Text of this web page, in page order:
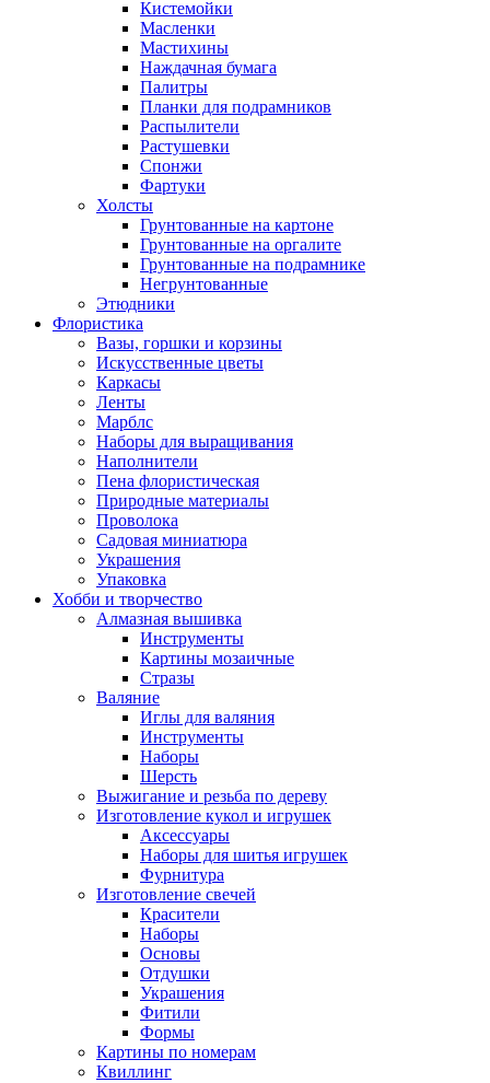
Кистемойки
Масленки
Мастихины
Наждачная бумага
Палитры
Планки для подрамников
Распылители
Растушевки
Спонжи
Фартуки
Холсты
Грунтованные на картоне
Грунтованные на оргалите
Грунтованные на подрамнике
Негрунтованные
Этюдники
Флористика
Вазы, горшки и корзины
Искусственные цветы
Каркасы
Ленты
Марблс
Наборы для выращивания
Наполнители
Пена флористическая
Природные материалы
Проволока
Садовая миниатюра
Украшения
Упаковка
Хобби и творчество
Алмазная вышивка
Инструменты
Картины мозаичные
Стразы
Валяние
Иглы для валяния
Инструменты
Наборы
Шерсть
Выжигание и резьба по дереву
Изготовление кукол и игрушек
Аксессуары
Наборы для шитья игрушек
Фурнитура
Изготовление свечей
Красители
Наборы
Основы
Отдушки
Украшения
Фитили
Формы
Картины по номерам
Квиллинг